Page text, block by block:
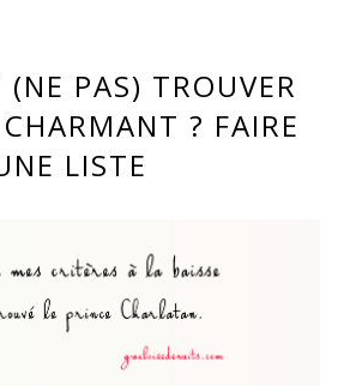
PAS) TROUVER
? FAIRE
LISTE